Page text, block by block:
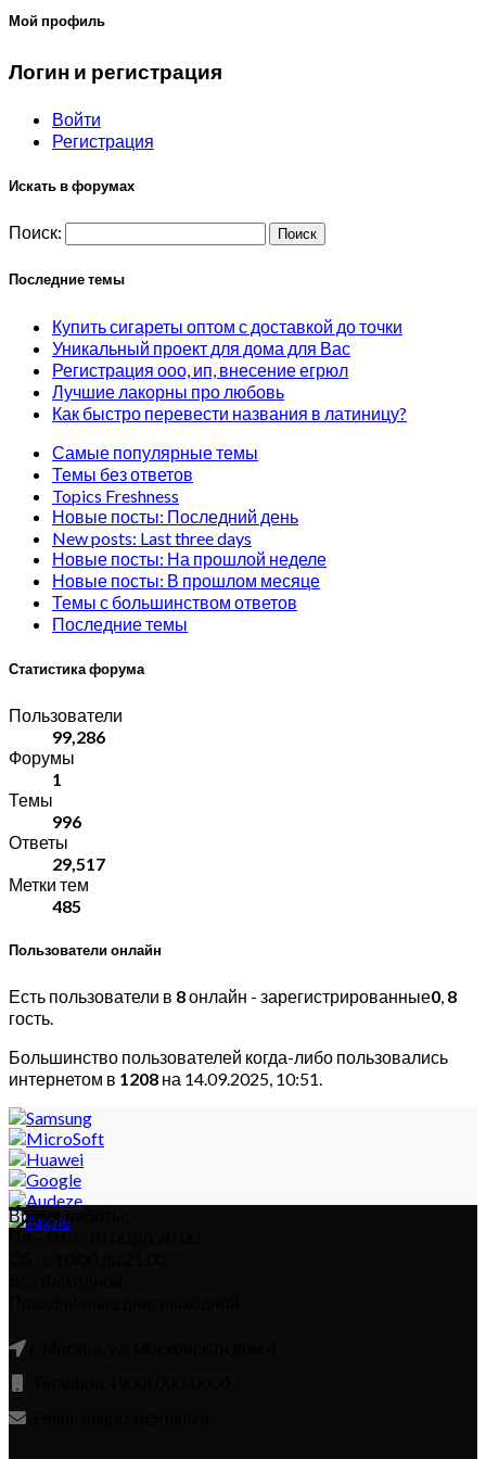
Мой профиль
Логин и регистрация
Войти
Регистрация
Искать в форумах
Поиск:
Последние темы
Купить сигареты оптом с доставкой до точки
Уникальный проект для дома для Вас
Регистрация ооо, ип, внесение егрюл
Лучшие лакорны про любовь
Как быстро перевести названия в латиницу?
Самые популярные темы
Темы без ответов
Topics Freshness
Новые посты: Последний день
New posts: Last three days
Новые посты: На прошлой неделе
Новые посты: В прошлом месяце
Темы с большинством ответов
Последние темы
Статистика форума
Пользователи
99,286
Форумы
1
Темы
996
Ответы
29,517
Метки тем
485
Пользователи онлайн
Есть пользователи в 8онлайн - зарегистрированные0, 8
гость.
Большинство пользователей когда-либо пользовались
интернетом в 1208 на 14.09.2025, 10:51.
Время работы:
Пн – Пт: с 10:00 до 20:00